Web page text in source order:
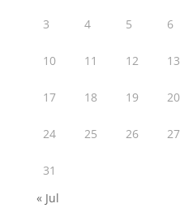
3 4 5 6
10 11 12 13
17 18 19 20
24 25 26 27
31
« Jul